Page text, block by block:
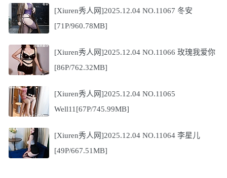
[Xiuren秀人网]2025.12.04 NO.11067 冬安
[71P/960.78MB]
[Xiuren秀人网]2025.12.04 NO.11066 玫瑰我爱你
[86P/762.32MB]
[Xiuren秀人网]2025.12.04 NO.11065
Well11[67P/745.99MB]
[Xiuren秀人网]2025.12.04 NO.11064 李星儿
[49P/667.51MB]